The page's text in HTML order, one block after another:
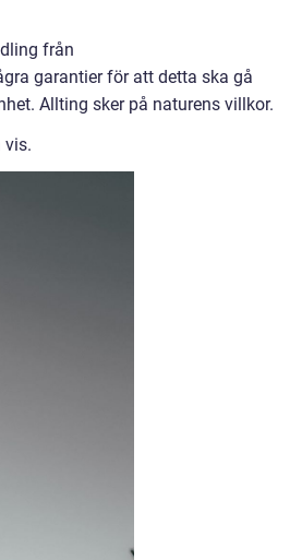
från
garantier för att detta ska gå
Allting sker på naturens villkor.
vis.